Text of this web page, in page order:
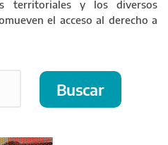
territoriales y los diversos
el acceso al derecho a